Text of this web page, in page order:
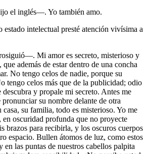
el inglés—. Yo también amo.
estado intelectual presté atención vivísima a
Mi amor es secreto, misterioso y
además de estar dentro de una concha
No tengo celos de nadie, porque su
tengo celos más que de la publicidad; odio
descubra y propale mi secreto. Antes me
su nombre delante de otra
casa, su familia, todo es misterioso. Yo me
en oscuridad profunda que no proyecte
brazos para recibirla, y los oscuros cuerpos
espacio. Bullen átomos de luz, como estos
en las puntas de nuestros cabellos palpita